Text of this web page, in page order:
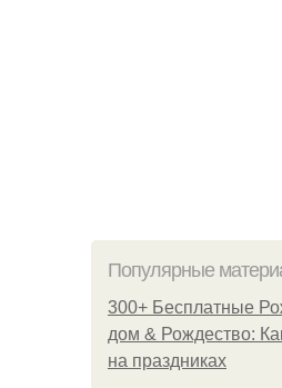
Популярные
300+ Бесплатные
дом & Рождество:
на праздниках